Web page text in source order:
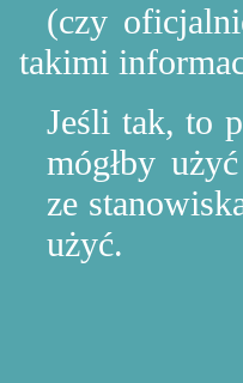
(czy
takimi
Jeśli tak, to
mógłby
ze
użyć.